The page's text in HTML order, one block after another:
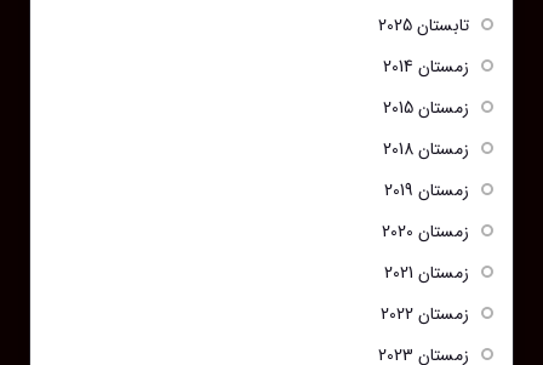
تابستان 2025
زمستان 2014
زمستان 2015
زمستان 2018
زمستان 2019
زمستان 2020
زمستان 2021
زمستان 2022
زمستان 2023